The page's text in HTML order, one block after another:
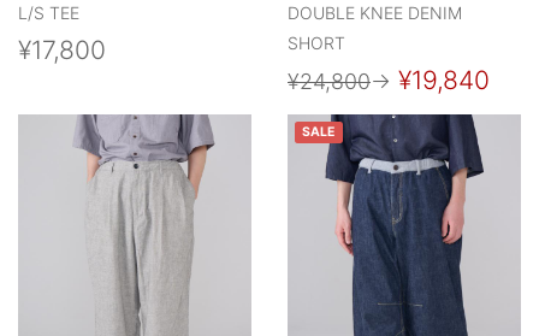
L/S TEE
¥17,800
DOUBLE KNEE DENIM
SHORT
¥24,800→ ¥19,840
SALE